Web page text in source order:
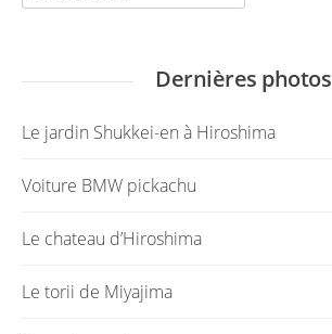
Dernières photos
Le jardin Shukkei-en à Hiroshima
Voiture BMW pickachu
Le chateau d’Hiroshima
Le torii de Miyajima